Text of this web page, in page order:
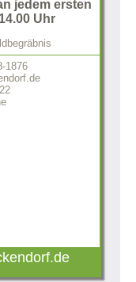
jedem ersten
Uhr
1876